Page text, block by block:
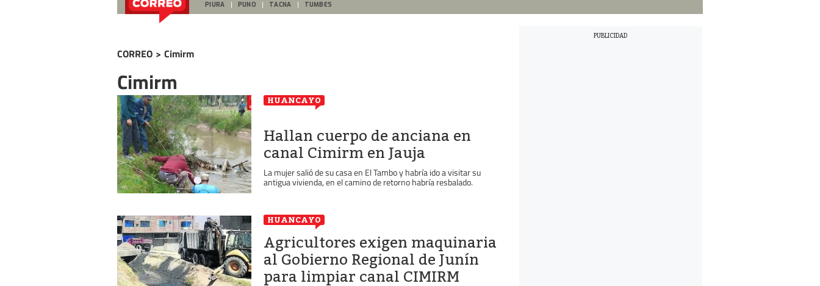
PIURA PUNO TACNA TUMBES
CORREO > Cimirm
Cimirm
HUANCAYO
Hallan cuerpo de anciana en
canal Cimirm en Jauja
La mujer salió de su casa en El Tambo y habría ido a visitar su
antigua vivienda, en el camino de retorno habría resbalado.
HUANCAYO
Agricultores exigen maquinaria
al Gobierno Regional de Junín
para limpiar canal CIMIRM